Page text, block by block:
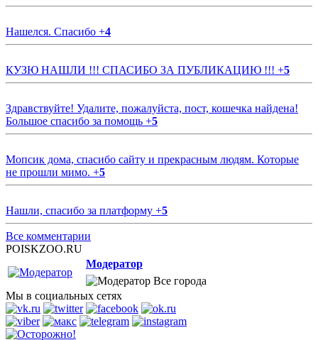
Нашелся. Спасибо +4
КУЗЮ НАШЛИ !!! СПАСИБО ЗА ПУБЛИКАЦИЮ !!! +5
Здравствуйте! Удалите, пожалуйста, пост, кошечка найдена!
Большое спасибо за помощь +5
Мопсик дома, спасибо сайту и прекрасным людям. Которые
не прошли мимо. +5
Нашли, спасибо за платформу +5
Все комментарии
POISKZOO.RU
Модератор
Все города
Мы в социальных сетях